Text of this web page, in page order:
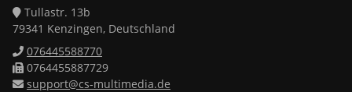
Tullastr. 13b
79341 Kenzingen, Deutschland
076445588770
0764455887729
support@cs-multimedia.de